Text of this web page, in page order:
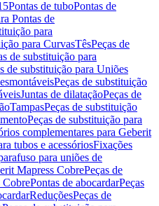
Pontas de tuboPontas de
Pontas de
para
para CurvasTêsPeças de
de substituição para
de substituição para Uniões
Peças de substituição
Juntas de dilataçãoPeças de
TampasPeças de substituição
Peças de substituição para
complementares para Geberit
tubos e acessóriosFixações
para uniões de
Mapress CobrePeças de
CobrePontas de abocardarPeças
ReduçõesPeças de